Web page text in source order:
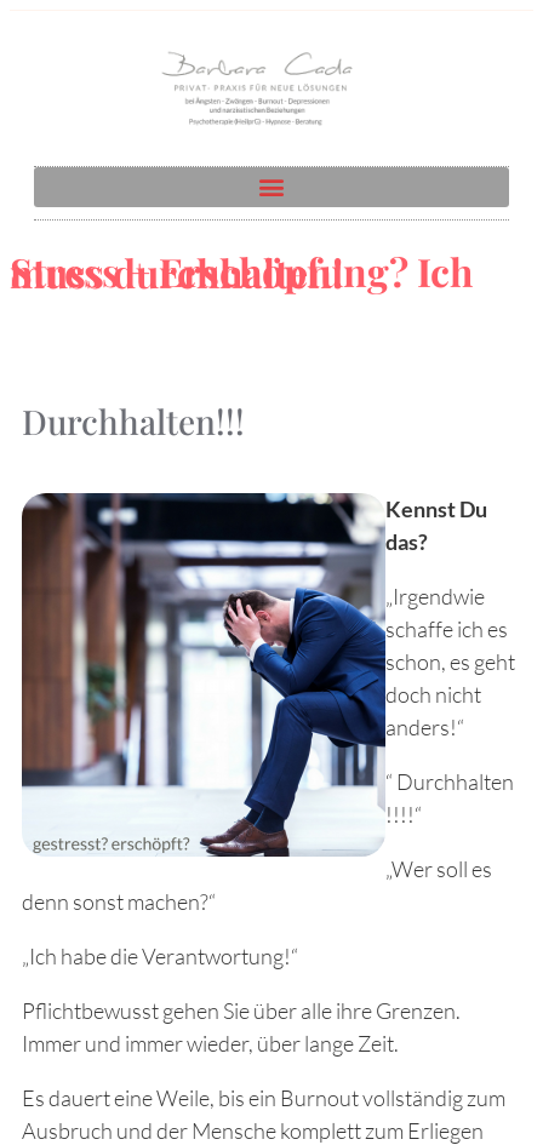
Stress + Erschöpfung? Ich muss durchhalten!
Durchhalten!!!
Kennst Du
das?
„Irgendwie
schaffe ich es
schon, es geht
doch nicht
anders!“
“ Durchhalten
!!!!“
„Wer soll es
denn sonst machen?“
„Ich habe die Verantwortung!“
Pflichtbewusst gehen Sie über alle ihre Grenzen.
Immer und immer wieder, über lange Zeit.
Es dauert eine Weile, bis ein Burnout vollständig zum
Ausbruch und der Mensche komplett zum Erliegen